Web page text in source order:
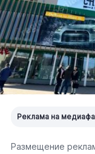
Реклама на
Размещение